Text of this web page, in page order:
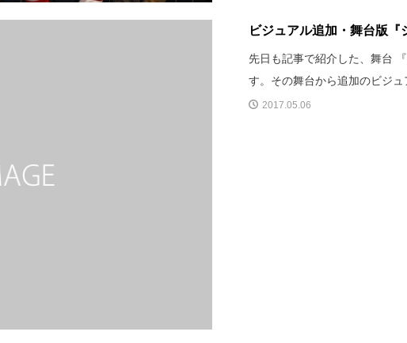
ビジュアル追加・舞台版
先日も記事で紹介した、舞台
す。その舞台から追加のビジュ
2017.05.06